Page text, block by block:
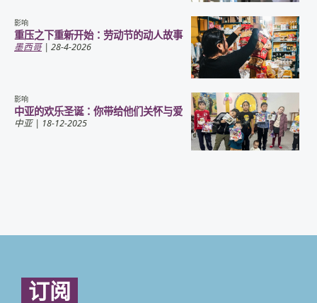
影响
重压之下重新开始：劳动节的动人故事
墨西哥| 28-4-2026
影响
中亚的欢乐圣诞：你带给他们关怀与爱
中亚| 18-12-2025
订阅